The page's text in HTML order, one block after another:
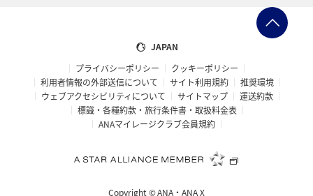
JAPAN
プライバシーポリシー
クッキーポリシー
利用者情報の外部送信について
サイト利用規約
推奨環境
ウェブアクセシビリティについて
サイトマップ
運送約款
標識・各種約款・旅行条件書・取扱料金表
ANAマイレージクラブ会員規約
Copyright ©ANA・ANA X